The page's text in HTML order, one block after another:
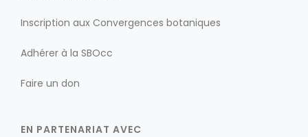
Inscription aux Convergences botaniques
Adhérer à la SBOcc
Faire un don
EN PARTENARIAT AVEC